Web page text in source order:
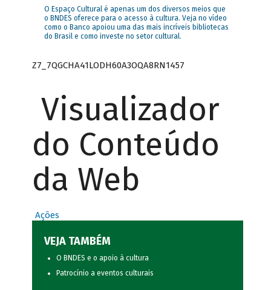
O Espaço Cultural é apenas um dos diversos meios que
o BNDES oferece para o acesso à cultura. Veja no vídeo
como o Banco apoiou uma das mais incríveis bibliotecas
do Brasil e como investe no setor cultural.
Z7_7QGCHA41LODH60A3OQA8RN1457
Visualizador
do Conteúdo
da Web
Ações
VEJA TAMBÉM
O BNDES e o apoio à cultura
Patrocínio a eventos culturais